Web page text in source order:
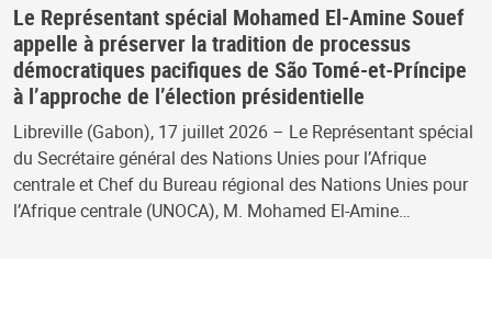
Le Représentant spécial Mohamed El-Amine Souef
appelle à préserver la tradition de processus
démocratiques pacifiques de São Tomé-et-Príncipe
à l’approche de l’élection présidentielle
Libreville (Gabon), 17 juillet 2026 – Le Représentant spécial
du Secrétaire général des Nations Unies pour l’Afrique
centrale et Chef du Bureau régional des Nations Unies pour
l’Afrique centrale (UNOCA), M. Mohamed El-Amine…